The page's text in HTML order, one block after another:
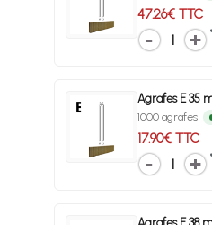
47.26€ TTC
1
Agrafes E 35
1000 agrafes
17.90€ TTC
1